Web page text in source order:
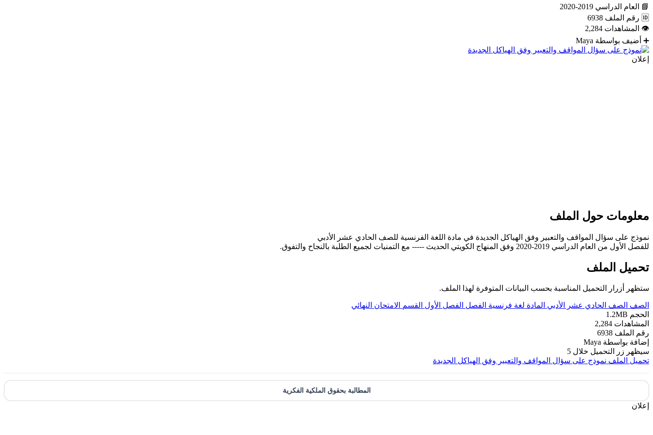
📘 العام الدراسي 2019-2020
🆔 رقم الملف 6938
👁 المشاهدات 2,284
➕ أضيف بواسطة Maya
إعلان
معلومات حول الملف
نموذج على سؤال المواقف والتعبير وفق الهياكل الجديدة في مادة اللغة الفرنسية للصف الحادي عشر الأدبي
للفصل الأول من العام الدراسي 2019-2020 وفق المنهاج الكويتي الحديث ----- مع التمنيات لجميع الطلبة بالنجاح والتفوق.
تحميل الملف
ستظهر أزرار التحميل المناسبة بحسب البيانات المتوفرة لهذا الملف.
الصف الصف الحادي عشر الأدبي المادة لغة فرنسية الفصل الفصل الأول القسم الامتحان النهائي
الحجم 1.2MB
المشاهدات 2,284
رقم الملف 6938
إضافة بواسطة Maya
سيظهر زر التحميل خلال 5
تحميل الملف نموذج على سؤال المواقف والتعبير وفق الهياكل الجديدة
المطالبة بحقوق الملكية الفكرية
إعلان